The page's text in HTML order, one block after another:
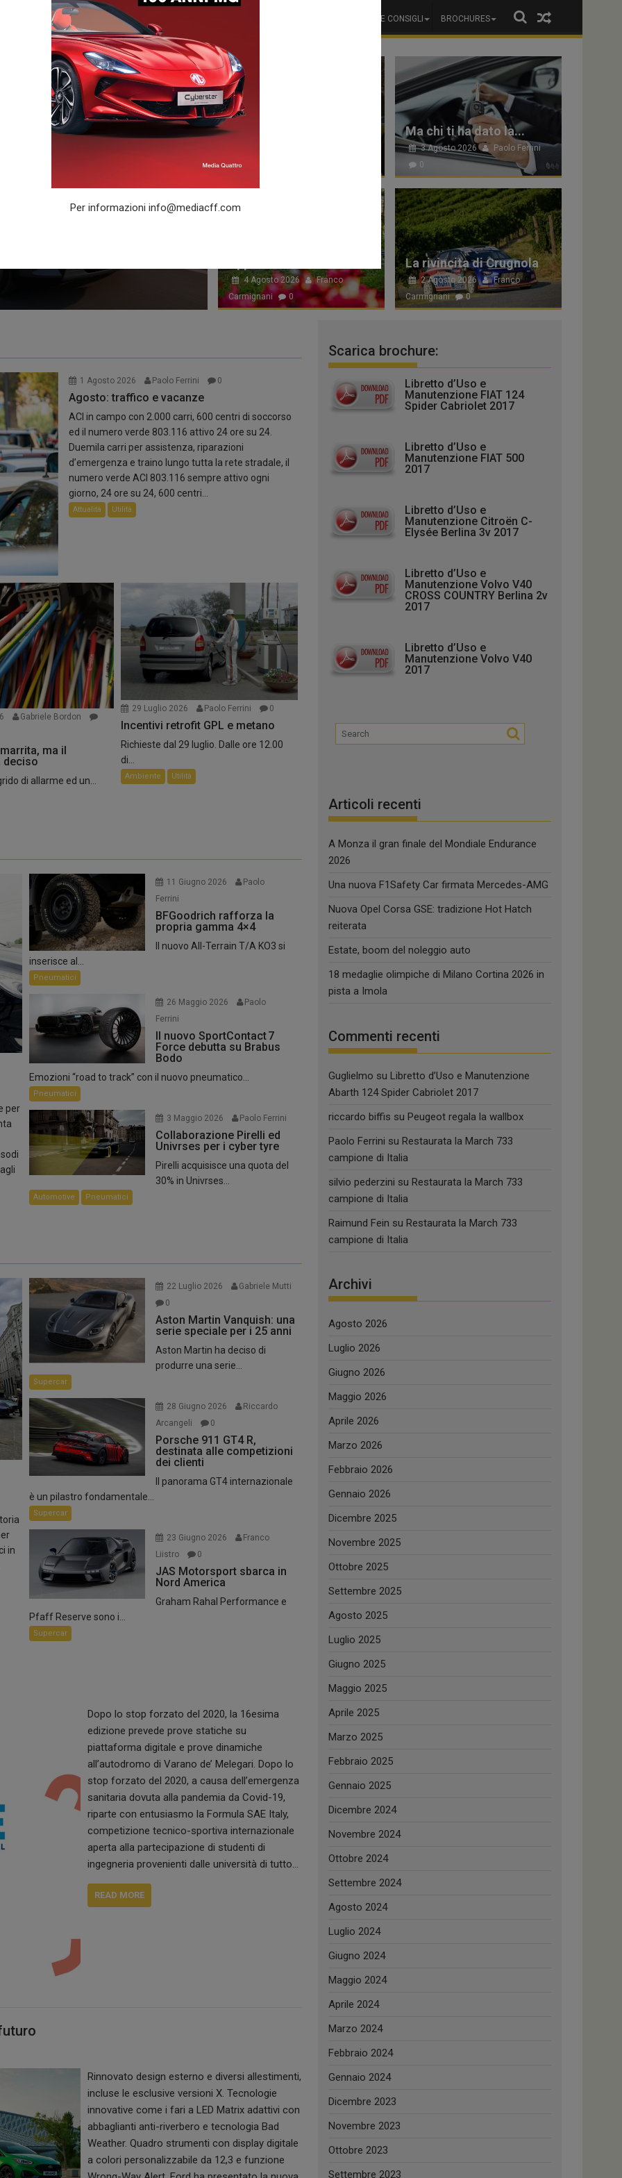
SUPERCAR EVENTI RECENSIONI E CONSIGLI BROCHURES
la scelta delle auto più
Lunga vita alla Miura!
4 Agosto 2026
Franco
Carmignani
0
Ma chi ti ha dato la...
3 Agosto 2026
Paolo Ferrini
0
La rivincita di Crugnola
2 Agosto 2026
Franco
Carmignani
0
1 Agosto 2026 Paolo Ferrini 0
Agosto: traffico e vacanze
ACI in campo con 2.000 carri, 600 centri di soccorso
ed il numero verde 803.116 attivo 24 ore su 24.
Duemila carri per assistenza, riparazioni
d’emergenza e traino lungo tutta la rete stradale, il
numero verde ACI 803.116 sempre attivo ogni
giorno, 24 ore su 24, 600 centri...
Attualità Utilità
Gabriele Bordon
ma il
deciso
di allarme ed un...
29 Luglio 2026 Paolo Ferrini 0
Incentivi retrofit GPL e metano
Richieste dal 29 luglio. Dalle ore 12.00
di...
Ambiente Utilità
per
11 Giugno 2026
Paolo
Ferrini
BFGoodrich rafforza la
propria gamma 4×4
Il nuovo All-Terrain T/A KO3 si
inserisce al...
Pneumatici
26 Maggio 2026
Paolo
Ferrini
Il nuovo SportContact 7
Force debutta su Brabus
Bodo
Emozioni “road to track” con il nuovo pneumatico...
Pneumatici
3 Maggio 2026 Paolo Ferrini
Collaborazione Pirelli ed
Univrses per i cyber tyre
Pirelli acquisisce una quota del
30% in Univrses...
Automotive Pneumatici
in
22 Luglio 2026
Gabriele Mutti
0
Aston Martin Vanquish: una
serie speciale per i 25 anni
Aston Martin ha deciso di
produrre una serie...
Supercar
28 Giugno 2026
Riccardo
Arcangeli
0
Porsche 911 GT4 R,
destinata alle competizioni
dei clienti
Il panorama GT4 internazionale
è un pilastro fondamentale...
Supercar
23 Giugno 2026
Franco
Liistro
0
JAS Motorsport sbarca in
Nord America
Graham Rahal Performance e
Pfaff Reserve sono i...
Supercar
Dopo lo stop forzato del 2020, la 16esima
edizione prevede prove statiche su
piattaforma digitale e prove dinamiche
all’autodromo di Varano de’ Melegari. Dopo lo
stop forzato del 2020, a causa dell’emergenza
sanitaria dovuta alla pandemia da Covid-19,
riparte con entusiasmo la Formula SAE Italy,
competizione tecnico-sportiva internazionale
aperta alla partecipazione di studenti di
ingegneria provenienti dalle università di tutto…
READ MORE
Rinnovato design esterno e diversi allestimenti,
incluse le esclusive versioni X. Tecnologie
innovative come i fari a LED Matrix adattivi con
abbaglianti anti-riverbero e tecnologia Bad
Weather. Quadro strumenti con display digitale
a colori personalizzabile da 12,3 e funzione
Scarica brochure:
Libretto d’Uso e
Manutenzione FIAT 124
Spider Cabriolet 2017
Libretto d’Uso e
Manutenzione FIAT 500
2017
Libretto d’Uso e
Manutenzione Citroën C-
Elysée Berlina 3v 2017
Libretto d’Uso e
Manutenzione Volvo V40
CROSS COUNTRY Berlina 2v
2017
Libretto d’Uso e
Manutenzione Volvo V40
2017
Articoli recenti
A Monza il gran finale del Mondiale Endurance
2026
Una nuova F1Safety Car firmata Mercedes-AMG
Nuova Opel Corsa GSE: tradizione Hot Hatch
reiterata
Estate, boom del noleggio auto
18 medaglie olimpiche di Milano Cortina 2026 in
pista a Imola
Commenti recenti
Guglielmo su Libretto d’Uso e Manutenzione
Abarth 124 Spider Cabriolet 2017
riccardo biffis su Peugeot regala la wallbox
Paolo Ferrini su Restaurata la March 733
campione di Italia
silvio pederzini su Restaurata la March 733
campione di Italia
Raimund Fein su Restaurata la March 733
campione di Italia
Archivi
Agosto 2026
Luglio 2026
Giugno 2026
Maggio 2026
Aprile 2026
Marzo 2026
Febbraio 2026
Gennaio 2026
Dicembre 2025
Novembre 2025
Ottobre 2025
Settembre 2025
Agosto 2025
Luglio 2025
Giugno 2025
Maggio 2025
Aprile 2025
Marzo 2025
Febbraio 2025
Gennaio 2025
Dicembre 2024
Novembre 2024
Ottobre 2024
Settembre 2024
Agosto 2024
Luglio 2024
Giugno 2024
Maggio 2024
Aprile 2024
Marzo 2024
Febbraio 2024
Gennaio 2024
Dicembre 2023
Novembre 2023
Ottobre 2023
Settembre 2023
Per informazioni info@mediacff.com